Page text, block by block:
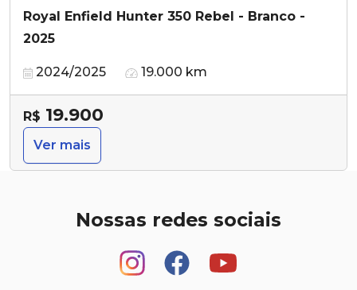
Royal Enfield Hunter 350 Rebel - Branco -
2025
2024/2025 19.000 km
R$ 19.900
Ver mais
Nossas redes sociais